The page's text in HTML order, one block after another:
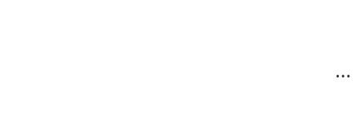
…